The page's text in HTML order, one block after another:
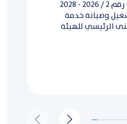
اقفال الممارسة رقم 2 / 2026 - 2028
وصيانة خدمة
الرئيسي للهيئة